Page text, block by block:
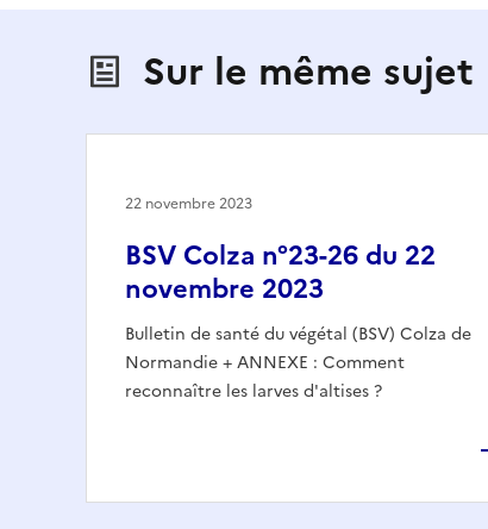
Sur le même sujet
BSV Colza n°23-26 du 22
novembre 2023
Bulletin de santé du végétal (BSV) Colza de
Normandie + ANNEXE : Comment
reconnaître les larves d'altises ?
22 novembre 2023